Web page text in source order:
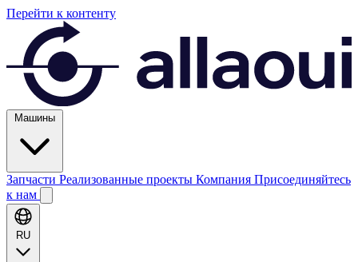
Перейти к контенту
Машины
Запчасти Реализованные проекты Компания Присоединяйтесь
к нам
RU